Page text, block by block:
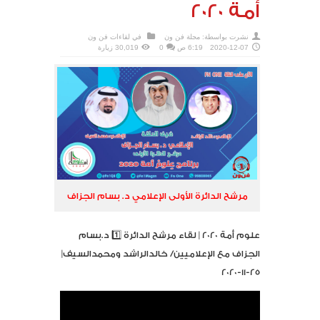
أمة 2020
نشرت بواسطة: مجلة فن ون في لقاءات فن ون
2020-12-07
6:19 ص 0 30,019 زيارة
مرشح الدائرة الأولى الإعلامي د. بسام الجزاف
علوم أمة 2020 | لقاء مرشح الدائرة 1️⃣ د.بسام
الجزاف مع الإعلاميين/ خالدالراشد ومحمدالسيف|
25-11-2020